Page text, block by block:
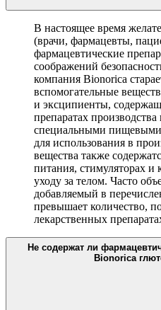
В настоящее время
(врачи, фармацевты,
фармацевтические
соображений
компания Bionorica
вспомогательные
и эксципиенты,
препаратах
специальными
для использования в
вещества также
питания, стимуляторах и
уходу за телом. Часто
добавляемый в
превышает количество,
лекарственных
Не содержат ли
Bionorica